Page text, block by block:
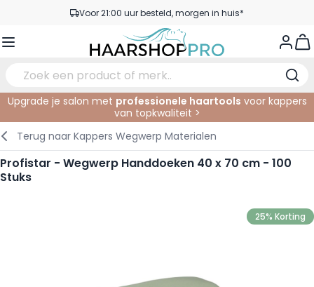
Ga naar de inhoudVoor 21:00 uur besteld, morgen in huis*
Gratis verzending vanaf €50,- excl. BTW
Verzorging
Haarstyling
Haarkleuring
In de Salon
Knippen
Kleuren
Elektrisch
Scheren
Knipbenodigdheden
Gezichtsverzorging
Lichaamsverzorging
Tanning
Wenkbrauwen
Ogen
Lippen
Nagelproducten
Nagel Accessoires
SALE
Upgrade je salon met professionele haartools voor kappers
van topkwaliteit >
Terug naar Kappers Wegwerp Materialen
Profistar - Wegwerp Handdoeken 40 x 70 cm - 100
Stuks
25% Korting